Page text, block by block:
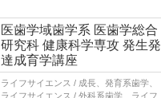
医歯学域歯学系 医歯学総合
研究科 健康科学専攻 発生発
達成育学講座
ライフサイエンス / 成長、発育系歯学、
ライフサイエンス / 外科系歯学、ライフ